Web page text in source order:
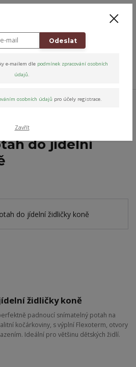
značky Potahy na židličky
do jídelní
židličky koně
padnoucí snímatelný potah na
kočárkoviny, s výplní Flexoterm, otvory
Ideální pro většinu dětských židlí.
Odeslat
e-mailem dle podmínek zpracování osobních
údajů.
osobních údajů pro účely registrace.
Zavřít